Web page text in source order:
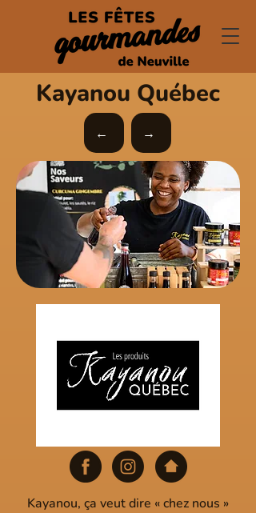
Kayanou Québec
← →
Kayanou, ça veut dire « chez nous »